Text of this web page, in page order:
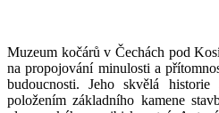
Muzeum kočárů v Čechách pod
na propojování minulosti a
budoucnosti. Jeho skvělá
položením základního kamene